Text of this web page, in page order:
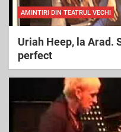
AMINTIRI DIN TEATRUL VECHI
Uriah Heep, la Arad.
perfect